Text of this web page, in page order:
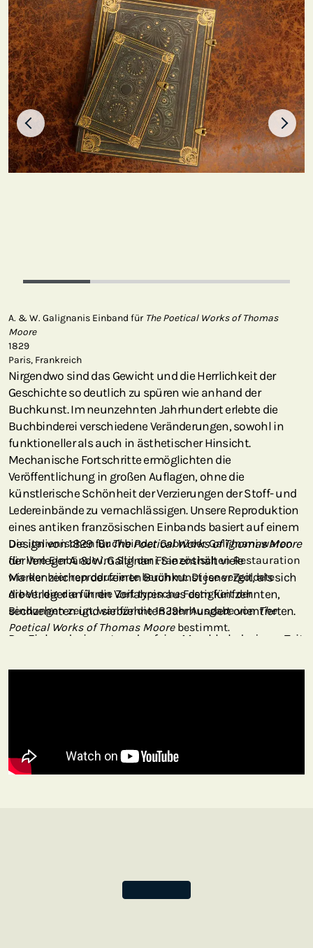
A. & W. Galignanis Einband für The Poetical Works of Thomas
Moore
1829
Paris, Frankreich
Nirgendwo sind das Gewicht und die Herrlichkeit der
Geschichte so deutlich zu spüren wie anhand der
Buchkunst. Im neunzehnten Jahrhundert erlebte die
Buchbinderei verschiedene Veränderungen, sowohl in
funktioneller als auch in ästhetischer Hinsicht.
Mechanische Fortschritte ermöglichten die
Veröffentlichung in großen Auflagen, ohne die
künstlerische Schönheit der Verzierungen der Stoff- und
Ledereinbände zu vernachlässigen. Unsere Reproduktion
eines antiken französischen Einbands basiert auf einem
Design von 1829 fürThe Poetical Works of Thomas Moore
der Verleger A. & W. Galignani. Sie enthält viele
Markenzeichen der feinen Buchkunst jener Zeit, als sich
die Verleger an ihren Vorfahren aus dem fünfzehnten,
sechzehnten und siebzehnten Jahrhundert orientierten.
Der Einband erinnert an das feine Marokkoleder jener Zeit
erhabenen Bünde, auf die anspruchsvolle Bücherfreunde
Reproduktion erreichen eine erstaunliche Ähnlichkeit mit
dem ursprünglichen Einband.
Die italienischen Buchbinder Gebrüder Galignani waren
für ihre Einbände im Stil der Französischen Restauration
wie der hier reproduzierte berühmt. Diese vergoldete
Arbeit, die die für die Zeit typische Festigkeit der
Bindungen zeigt, war für die 1829er Ausgabe vonThe
Poetical Works of Thomas Moorebestimmt.